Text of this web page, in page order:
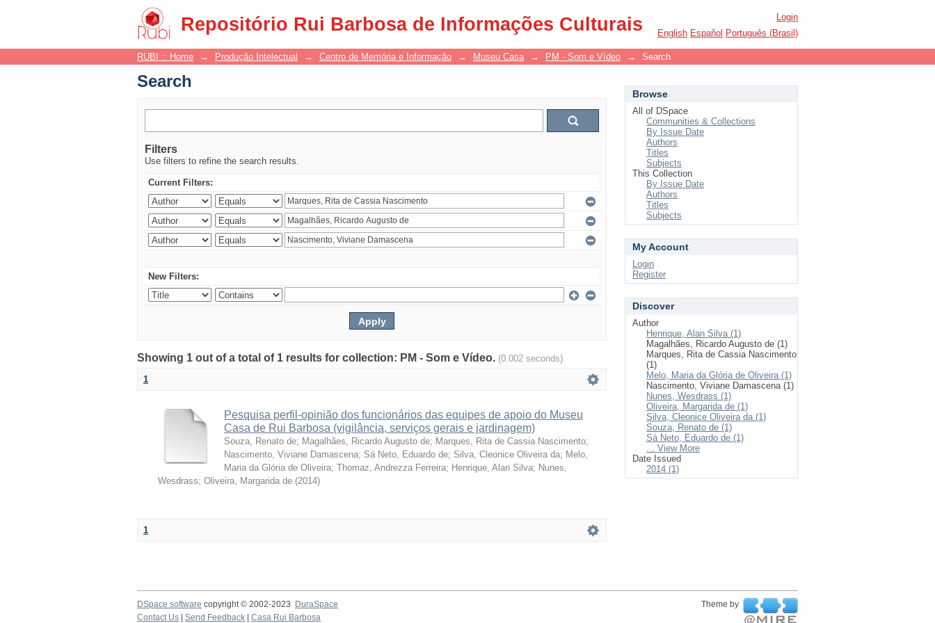
Repositório Rui Barbosa de Informações Culturais
Search
Login
English Español Português (Brasil)
RUBI :: Home → Produção Intelectual → Centro de Memória e Informação → Museu Casa → PM - Som e Vídeo → Search
Search
Filters
Use filters to refine the search results.
Current Filters:
New Filters:
Showing 1 out of a total of 1 results for collection: PM - Som e Vídeo. (0.002 seconds)
1
Pesquisa perfil-opinião dos funcionários das equipes de apoio do Museu
Casa de Rui Barbosa (vigilância, serviços gerais e jardinagem)
Souza, Renato de; Magalhães, Ricardo Augusto de; Marques, Rita de Cassia Nascimento;
Nascimento, Viviane Damascena; Sá Neto, Eduardo de; Silva, Cleonice Oliveira da; Melo,
Maria da Glória de Oliveira; Thomaz, Andrezza Ferreira; Henrique, Alan Silva; Nunes,
Wesdrass; Oliveira, Margarida de (2014)
1
Browse
All of DSpace
Communities & Collections
By Issue Date
Authors
Titles
Subjects
This Collection
By Issue Date
Authors
Titles
Subjects
My Account
Login
Register
Discover
Author
Henrique, Alan Silva (1)
Magalhães, Ricardo Augusto de (1)
Marques, Rita de Cassia Nascimento
(1)
Melo, Maria da Glória de Oliveira (1)
Nascimento, Viviane Damascena (1)
Nunes, Wesdrass (1)
Oliveira, Margarida de (1)
Silva, Cleonice Oliveira da (1)
Souza, Renato de (1)
Sá Neto, Eduardo de (1)
... View More
Date Issued
2014 (1)
DSpace software copyright © 2002-2023 DuraSpace
Theme by
Contact Us
Send Feedback Casa Rui Barbosa